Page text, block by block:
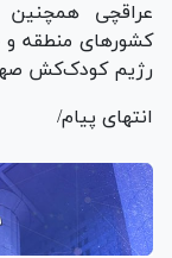
عراقچی
کشور‌های منطقه و
رژیم کودک‌کش
انتهای پیام/